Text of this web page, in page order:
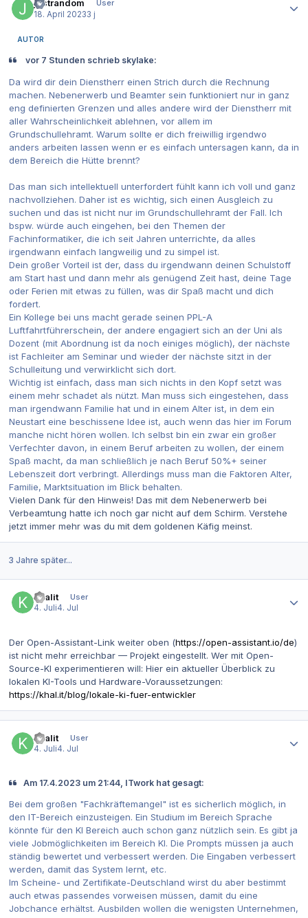
justrandom
User
18. April 20233 j
AUTOR
vor 7 Stunden schrieb skylake:
Da wird dir dein Dienstherr einen Strich durch die Rechnung
machen. Nebenerwerb und Beamter sein funktioniert nur in ganz
eng definierten Grenzen und alles andere wird der Dienstherr mit
aller Wahrscheinlichkeit ablehnen, vor allem im
Grundschullehramt. Warum sollte er dich freiwillig irgendwo
anders arbeiten lassen wenn er es einfach untersagen kann, da in
dem Bereich die Hütte brennt?
Das man sich intellektuell unterfordert fühlt kann ich voll und ganz
nachvollziehen. Daher ist es wichtig, sich einen Ausgleich zu
suchen und das ist nicht nur im Grundschullehramt der Fall. Ich
bspw. würde auch eingehen, bei den Themen der
Fachinformatiker, die ich seit Jahren unterrichte, da alles
irgendwann einfach langweilig und zu simpel ist.
Dein großer Vorteil ist der, dass du irgendwann deinen Schulstoff
am Start hast und dann mehr als genügend Zeit hast, deine Tage
oder Ferien mit etwas zu füllen, was dir Spaß macht und dich
fordert.
Ein Kollege bei uns macht gerade seinen PPL-A
Luftfahrtführerschein, der andere engagiert sich an der Uni als
Dozent (mit Abordnung ist da noch einiges möglich), der nächste
ist Fachleiter am Seminar und wieder der nächste sitzt in der
Schulleitung und verwirklicht sich dort.
Wichtig ist einfach, dass man sich nichts in den Kopf setzt was
einem mehr schadet als nützt. Man muss sich eingestehen, dass
man irgendwann Familie hat und in einem Alter ist, in dem ein
Neustart eine beschissene Idee ist, auch wenn das hier im Forum
manche nicht hören wollen. Ich selbst bin ein zwar ein großer
Verfechter davon, in einem Beruf arbeiten zu wollen, der einem
Spaß macht, da man schließlich je nach Beruf 50%+ seiner
Lebenszeit dort verbringt. Allerdings muss man die Faktoren Alter,
Familie, Marktsituation im Blick behalten.
Vielen Dank für den Hinweis! Das mit dem Nebenerwerb bei
Verbeamtung hatte ich noch gar nicht auf dem Schirm. Verstehe
jetzt immer mehr was du mit dem goldenen Käfig meinst.
3 Jahre später...
khalit
User
4. Juli4. Jul
Der Open-Assistant-Link weiter oben (https://open-assistant.io/de)
ist nicht mehr erreichbar — Projekt eingestellt. Wer mit Open-
Source-KI experimentieren will: Hier ein aktueller Überblick zu
lokalen KI-Tools und Hardware-Voraussetzungen:
https://khal.it/blog/lokale-ki-fuer-entwickler
khalit
User
4. Juli4. Jul
Am 17.4.2023 um 21:44, ITwork hat gesagt:
Bei dem großen "Fachkräftemangel" ist es sicherlich möglich, in
den IT-Bereich einzusteigen. Ein Studium im Bereich Sprache
könnte für den KI Bereich auch schon ganz nützlich sein. Es gibt ja
viele Jobmöglichkeiten im Bereich KI. Die Prompts müssen ja auch
ständig bewertet und verbessert werden. Die Eingaben verbessert
werden, damit das System lernt, etc.
Im Scheine- und Zertifikate-Deutschland wirst du aber bestimmt
auch etwas passendes vorweisen müssen, damit du eine
Jobchance erhältst. Ausbilden wollen die wenigsten Unternehmen,